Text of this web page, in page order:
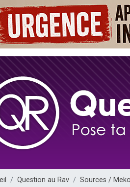
3
3
Odaya
13
2
30
Il
12
3
2
Question au Rav Sources /